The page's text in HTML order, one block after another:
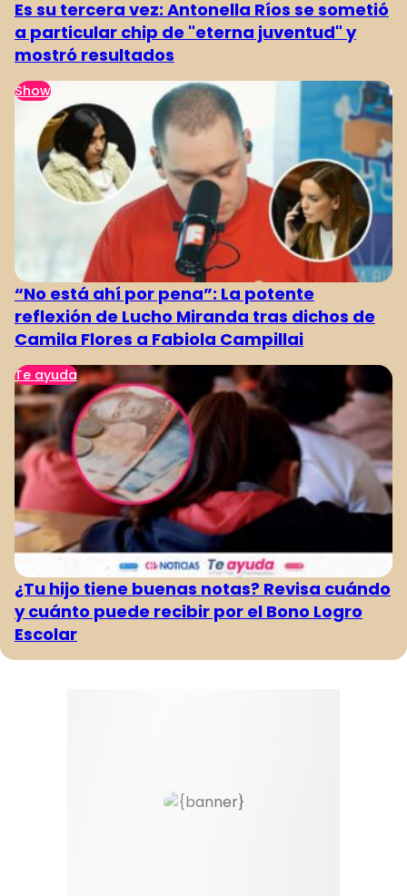
Es su tercera vez: Antonella Ríos se sometió
a particular chip de "eterna juventud" y
mostró resultados
Show
“No está ahí por pena”: La potente
reflexión de Lucho Miranda tras dichos de
Camila Flores a Fabiola Campillai
Te ayuda
¿Tu hijo tiene buenas notas? Revisa cuándo
y cuánto puede recibir por el Bono Logro
Escolar